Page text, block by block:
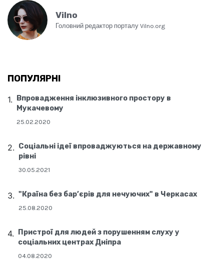
Vilno
Головний редактор порталу Vilno.org
ПОПУЛЯРНІ
Впровадження інклюзивного простору в
Мукачевому
25.02.2020
Соціальні ідеї впроваджуються на державному
рівні
30.05.2021
"Країна без бар’єрів для нечуючих" в Черкасах
25.08.2020
Пристрої для людей з порушенням слуху у
соціальних центрах Дніпра
04.08.2020